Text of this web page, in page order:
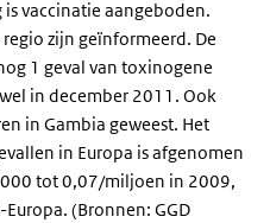
vaccinatie aangeboden.
zijn geïnformeerd. De
1 geval van toxinogene
in december 2011. Ook
in Gambia geweest. Het
in Europa is afgenomen
tot 0,07/miljoen in 2009,
(Bronnen: GGD